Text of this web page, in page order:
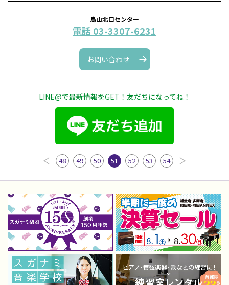
烏山北口センター
電話 03-3307-6231
お問い合わせ
LINE@で最新情報をGET！友だちになってね！
48 49 50 51 52 53 54